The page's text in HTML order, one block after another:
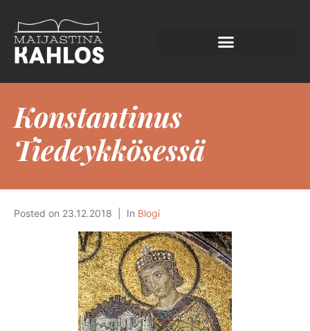
Konstantinus
Tiedeykkösessä
Posted on 23.12.2018 In Blogi